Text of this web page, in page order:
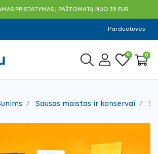
PRISTATYMAS Į PAŠTOMATĄ NUO 39 EUR
Parduotuvės
0 0
Sausas maistas ir konservai